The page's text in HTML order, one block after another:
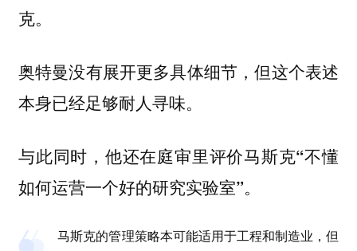
克。
奥特曼没有展开更多具体细节，但这个表述
本身已经足够耐人寻味。
与此同时，他还在庭审里评价马斯克“不懂
如何运营一个好的研究实验室”。
马斯克的管理策略本可能适用于工程和制造业，但